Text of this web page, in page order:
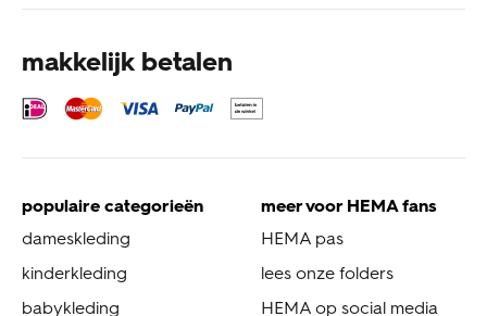
makkelijk betalen
populaire categorieën
dameskleding
kinderkleding
babykleding
meer voor HEMA fans
HEMA pas
lees onze folders
HEMA op social media